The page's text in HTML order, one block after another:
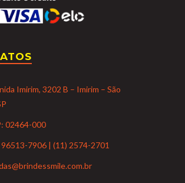
Imirim, 3202 B – Imirim – São
02464-000
96513-7906 | (11) 2574-2701